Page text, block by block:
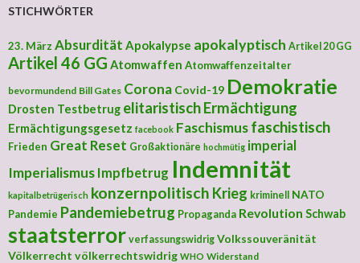
STICHWÖRTER
23. März Absurdität Apokalypse apokalyptisch Artikel 20 GG
Artikel 46 GG Atomwaffen Atomwaffenzeitalter
bevormundend Bill Gates Corona Covid-19 Demokratie
Drosten Testbetrug elitaristischErmächtigung
Ermächtigungsgesetz facebook Faschismusfaschistisch
Frieden Great Reset Großaktionäre hochmütig imperial
Imperialismus Impfbetrug Indemnität
kapitalbetrügerisch konzernpolitisch Krieg kriminell
NATO
Pandemie Pandemiebetrug Propaganda Revolution Schwab
staatsterror verfassungswidrig Volkssouveränität
Völkerrecht völkerrechtswidrig WHO Widerstand